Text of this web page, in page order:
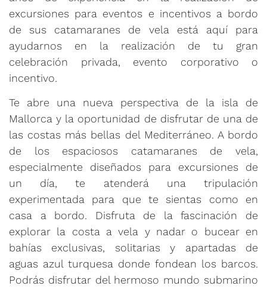
excursiones para eventos e incentivos a bordo
de sus catamaranes de vela está aquí para
ayudarnos en la realización de tu gran
celebración privada, evento corporativo o
incentivo.
Te abre una nueva perspectiva de la isla de
Mallorca y la oportunidad de disfrutar de una de
las costas más bellas del Mediterráneo. A bordo
de los espaciosos catamaranes de vela,
especialmente diseñados para excursiones de
un día, te atenderá una tripulación
experimentada para que te sientas como en
casa a bordo. Disfruta de la fascinación de
explorar la costa a vela y nadar o bucear en
bahías exclusivas, solitarias y apartadas de
aguas azul turquesa donde fondean los barcos.
Podrás disfrutar del hermoso mundo submarino